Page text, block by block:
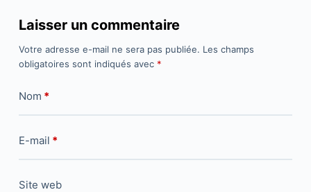
Laisser un commentaire
Votre adresse e-mail ne sera pas publiée. Les champs
obligatoires sont indiqués avec *
Nom *
E-mail *
Site web